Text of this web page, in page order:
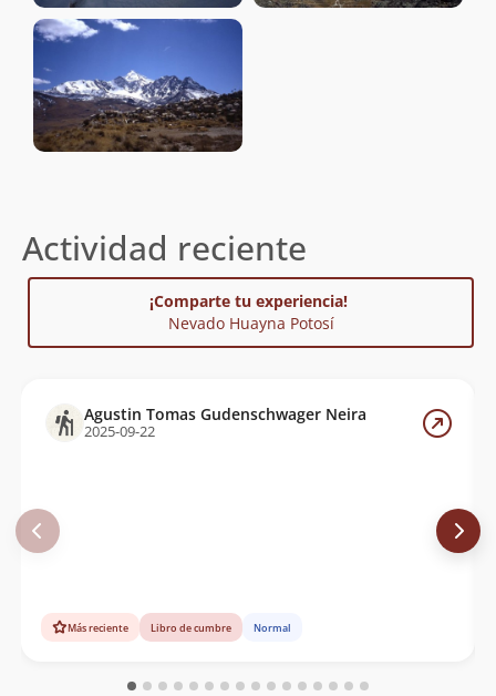
Actividad reciente
¡Comparte tu experiencia!
Nevado Huayna Potosí
Agustin Tomas Gudenschwager Neira
2025-09-22
Más reciente Libro de cumbre Normal